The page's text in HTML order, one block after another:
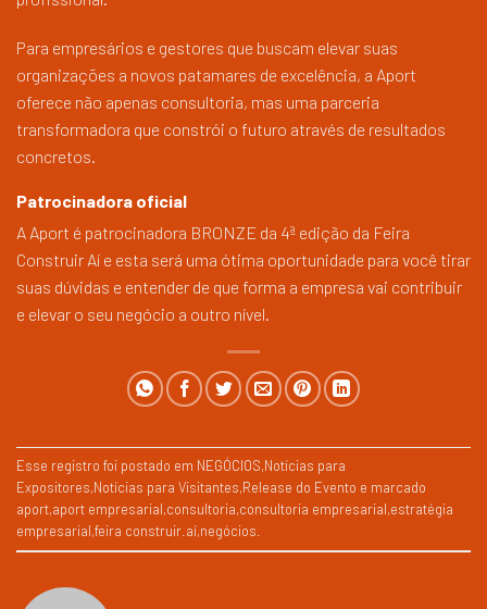
Para empresários e gestores que buscam elevar suas
organizações a novos patamares de excelência, a Aport
oferece não apenas consultoria, mas uma parceria
transformadora que constrói o futuro através de resultados
concretos.
Patrocinadora oficial
A Aport é patrocinadora BRONZE da 4ª edição da Feira
Construir Aí e esta será uma ótima oportunidade para você tirar
suas dúvidas e entender de que forma a empresa vai contribuir
e elevar o seu negócio a outro nível.
Esse registro foi postado em NEGÓCIOS,Notícias para
Expositores,Notícias para Visitantes,Release do Evento e marcado
aport,aport empresarial,consultoria,consultoria empresarial,estratégia
empresarial,feira construir.aí,negócios.